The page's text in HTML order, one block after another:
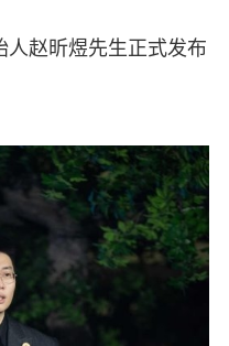
人赵昕煜先生正式发布